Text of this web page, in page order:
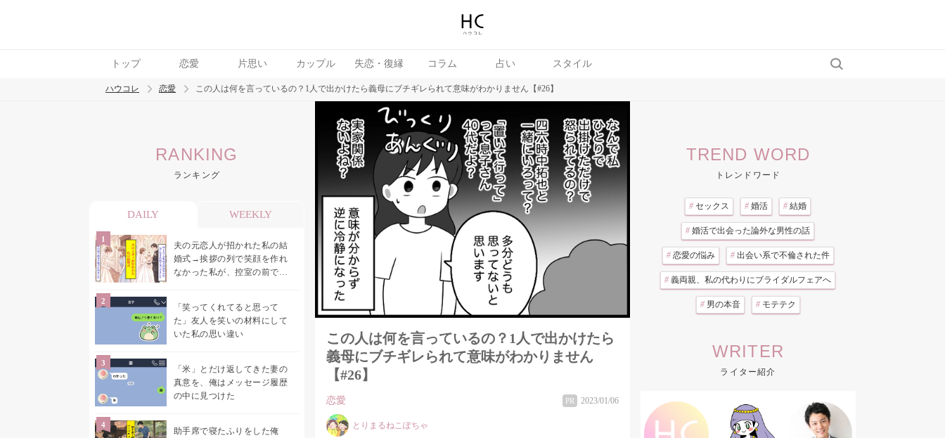
トップ 恋愛 片思い カップル 失恋・復縁 コラム 占い スタイル
トレンド ワード
ハウコレ 恋愛 この人は何を言っているの？1人で出かけたら義母にブチギレられて意味がわかりません【#26】
RANKING
ランキング
DAILY WEEKLY
夫の元恋人が招かれた私の結
婚式→挨拶の列で笑顔を作れ
なかった私が、控室の前で彼
「笑ってくれてると思って
た」友人を笑いの材料にして
いた私の思い違い
「米」とだけ返してきた妻の
真意を、俺はメッセージ履歴
の中に見つけた
助手席で寝たふりをした俺
この人は何を言っているの？1人で出かけたら
義母にブチギレられて意味がわかりません
【#26】
恋愛 PR 2023/01/06
とりまるねこぽちゃ
TREND WORD
トレンドワード
# セックス # 婚活 # 結婚
# 婚活で出会った論外な男性の話
# 恋愛の悩み # 出会い系で不倫された件
# 義両親、私の代わりにブライダルフェアへ
# 男の本音 # モテテク
WRITER
ライター紹介